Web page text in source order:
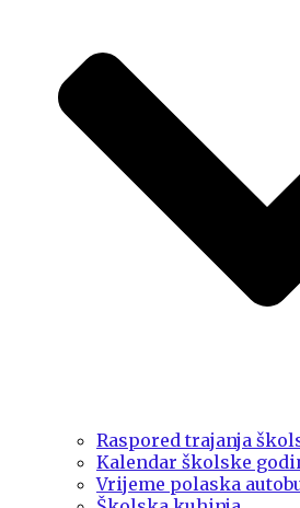
Raspored trajanja
Kalendar školske
Vrijeme polaska